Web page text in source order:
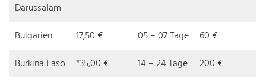
Darussalam
Bulgarien 17,50 € 05 – 07 Tage
60 €
Burkina Faso
*35,00 € 14 – 24 Tage
200 €